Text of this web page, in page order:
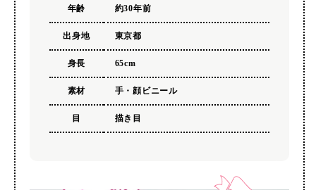
年齢 約30年前
出身地 東京都
身長 65cm
素材 手・顔ビニール
目 描き目